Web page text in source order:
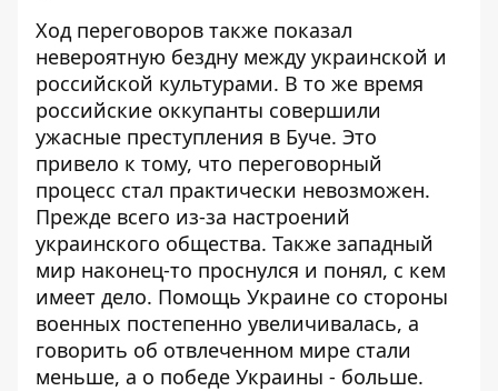
Ход переговоров также показал
невероятную бездну между украинской и
российской культурами. В то же время
российские оккупанты совершили
ужасные преступления в Буче. Это
привело к тому, что переговорный
процесс стал практически невозможен.
Прежде всего из-за настроений
украинского общества. Также западный
мир наконец-то проснулся и понял, с кем
имеет дело. Помощь Украине со стороны
военных постепенно увеличивалась, а
говорить об отвлеченном мире стали
меньше, а о победе Украины - больше.